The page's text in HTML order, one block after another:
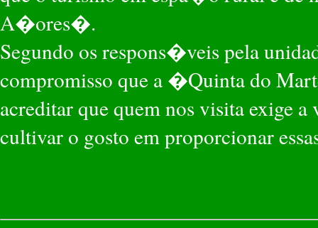
A�ores�.
Segundo os respons�veis pela
compromisso que a �Quinta do
acreditar que quem nos visita exige
cultivar o gosto em proporcionar